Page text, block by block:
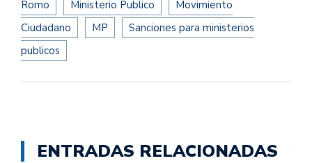
Romo
Ministerio Publico
Movimiento
Ciudadano
MP
Sanciones para ministerios
publicos
ENTRADAS RELACIONADAS